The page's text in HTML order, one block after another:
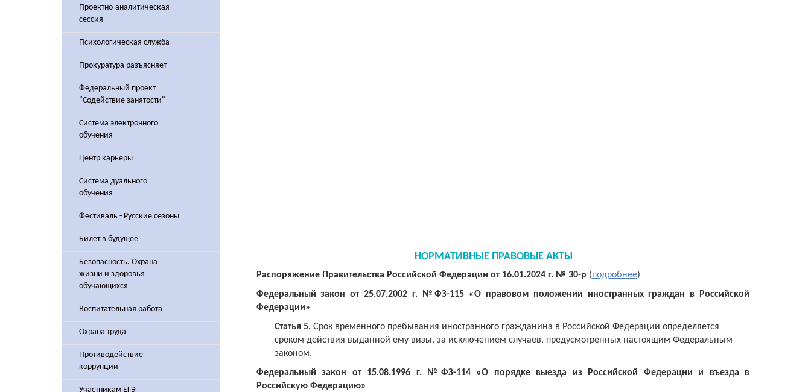
Проектно-аналитическая
сессия
Психологическая служба
Прокуратура разъясняет
Федеральный проект
"Содействие занятости"
Система электронного
обучения
Центр карьеры
Система дуального
обучения
Фестиваль - Русские сезоны
Билет в будущее
Безопасность. Охрана
жизни и здоровья
обучающихся
Воспитательная работа
Охрана труда
Противодействие
коррупции
Участникам ЕГЭ
НОРМАТИВНЫЕ ПРАВОВЫЕ АКТЫ
Распоряжение Правительства Российской Федерации от 16.01.2024 г. № 30-р (подробнее)
Федеральный закон от 25.07.2002 г. №ФЗ-115 «О правовом положении иностранных граждан в Российской
Федерации»
Статья 5.Срок временного пребывания иностранного гражданина в Российской Федерации определяется
сроком действия выданной ему визы, за исключением случаев, предусмотренных настоящим Федеральным
законом.
Федеральный закон от 15.08.1996 г. №ФЗ-114 «О порядке выезда из Российской Федерации и въезда в
Российскую Федерацию»